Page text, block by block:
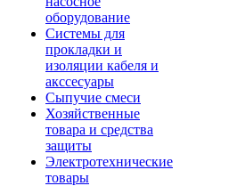
оборудование
Системы для
прокладки и
изоляции кабеля и
акссесуары
Сыпучие смеси
Хозяйственные
товара и средства
защиты
Электротехнические
товары